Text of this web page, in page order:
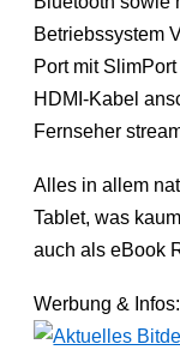
Betriebssystem
Port mit
HDMI-Kabel
Fernseher
Alles in allem
Tablet, was
auch als eBook
Werbung & Infos: